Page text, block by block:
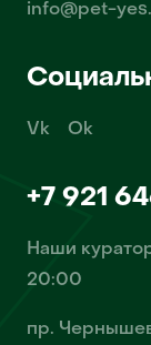
info@pet-
Vk Ok
+7 921
Наши
20:00
пр.